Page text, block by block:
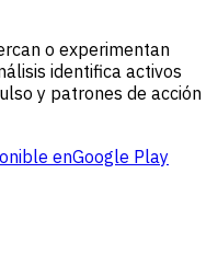
o experimentan
identifica activos
y patrones de acción
enGoogle Play